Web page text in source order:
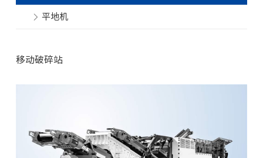
平地机
移动破碎站